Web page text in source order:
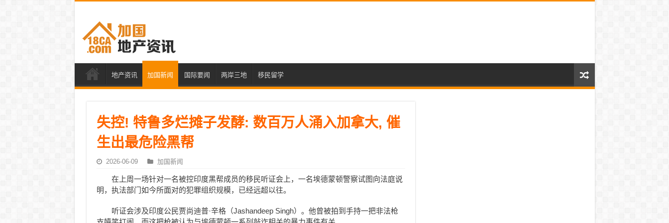
地产资讯 加国新闻 国际要闻 两岸三地 移民留学
失控! 特鲁多烂摊子发酵: 数百万人涌入加拿大, 催
生出最危险黑帮
2026-06-09 加国新闻
在上周一场针对一名被控印度黑帮成员的移民听证会上，一名埃德蒙顿警察试图向法庭说
明，执法部门如今所面对的犯罪组织规模，已经远超以往。
听证会涉及印度公民贾尚迪普·辛格（Jashandeep Singh）。他曾被拍到手持一把非法枪